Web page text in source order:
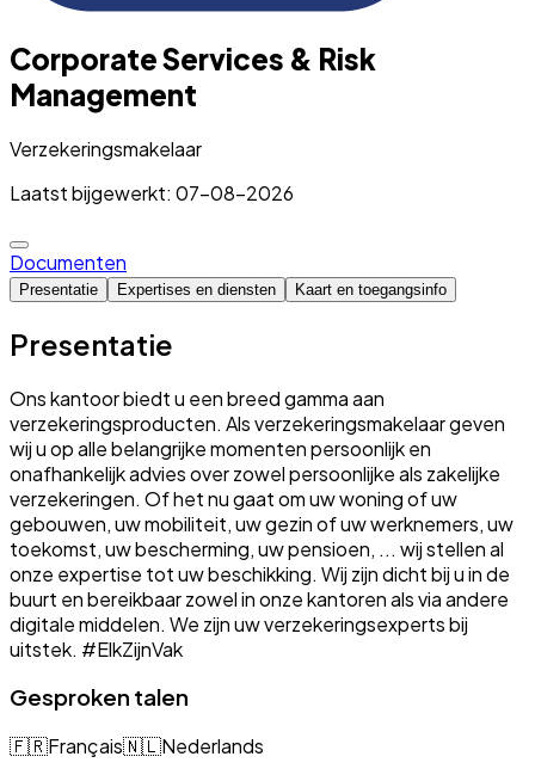
Corporate Services & Risk
Management
Verzekeringsmakelaar
Laatst bijgewerkt: 07-08-2026
Documenten
Presentatie Expertises en diensten Kaart en toegangsinfo
Presentatie
Ons kantoor biedt u een breed gamma aan
verzekeringsproducten. Als verzekeringsmakelaar geven
wij u op alle belangrijke momenten persoonlijk en
onafhankelijk advies over zowel persoonlijke als zakelijke
verzekeringen. Of het nu gaat om uw woning of uw
gebouwen, uw mobiliteit, uw gezin of uw werknemers, uw
toekomst, uw bescherming, uw pensioen, ... wij stellen al
onze expertise tot uw beschikking. Wij zijn dicht bij u in de
buurt en bereikbaar zowel in onze kantoren als via andere
digitale middelen. We zijn uw verzekeringsexperts bij
uitstek. #ElkZijnVak
Gesproken talen
🇫🇷Français🇳🇱Nederlands